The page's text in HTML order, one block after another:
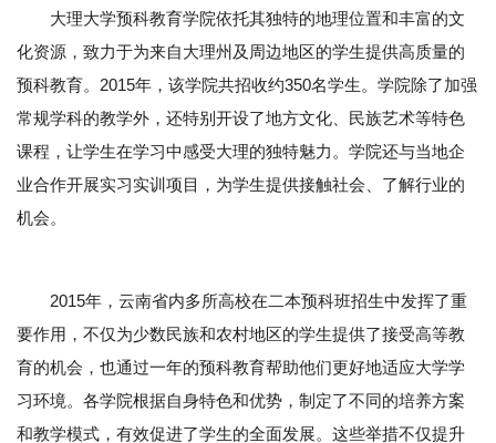
大理大学预科教育学院依托其独特的地理位置和丰富的文
化资源，致力于为来自大理州及周边地区的学生提供高质量的
预科教育。2015年，该学院共招收约350名学生。学院除了加强
常规学科的教学外，还特别开设了地方文化、民族艺术等特色
课程，让学生在学习中感受大理的独特魅力。学院还与当地企
业合作开展实习实训项目，为学生提供接触社会、了解行业的
机会。
2015年，云南省内多所高校在二本预科班招生中发挥了重
要作用，不仅为少数民族和农村地区的学生提供了接受高等教
育的机会，也通过一年的预科教育帮助他们更好地适应大学学
习环境。各学院根据自身特色和优势，制定了不同的培养方案
和教学模式，有效促进了学生的全面发展。这些举措不仅提升